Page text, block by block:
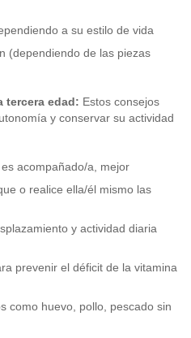
a su estilo de vida
(dependiendo de las piezas
tercera edad: Estos consejos
y conservar su actividad
acompañado/a, mejor
o realice ella/él mismo las
y actividad diaria
prevenir el déficit de la vitamina
como huevo, pollo, pescado sin